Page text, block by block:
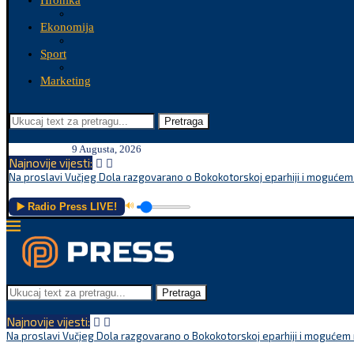
Ekonomija
Sport
Marketing
Pretraga
9 Augusta, 2026
Najnovije vijesti:
Na proslavi Vučjeg Dola razgovarano o Bokokotorskoj eparhiji i
▶️ Radio Press LIVE! 🔊
Pretraga
Najnovije vijesti:
Na proslavi Vučjeg Dola razgovarano o Bokokotorskoj eparhiji i mogućem